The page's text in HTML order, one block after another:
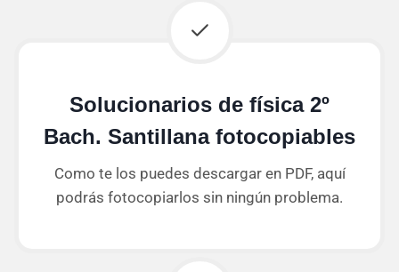
Solucionarios de física 2º
Bach. Santillana fotocopiables
Como te los puedes descargar en PDF, aquí
podrás fotocopiarlos sin ningún problema.